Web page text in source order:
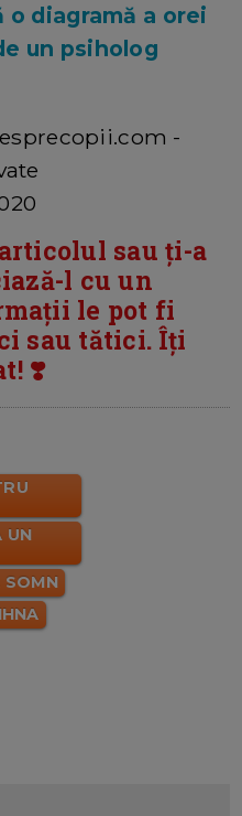
o diagramă a orei
un psiholog
-
sau ți-a
l cu un
le pot fi
sau tătici. Îți
❣️
UN
SOMN